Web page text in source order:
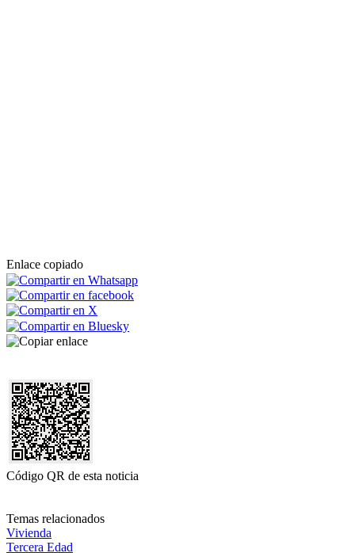
Enlace copiado
Código QR de esta noticia
Temas relacionados
Vivienda
Tercera Edad